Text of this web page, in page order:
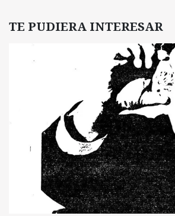
TE PUDIERA INTERESAR